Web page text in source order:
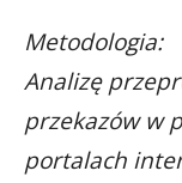
Metodologia:
Analizę
przekazów w
portalach